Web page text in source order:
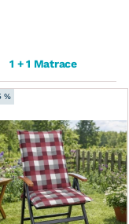
1 + 1 Matrace
%